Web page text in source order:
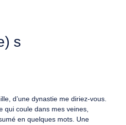
s
d’une dynastie me diriez-vous.
qui coule dans mes veines,
en quelques mots. Une